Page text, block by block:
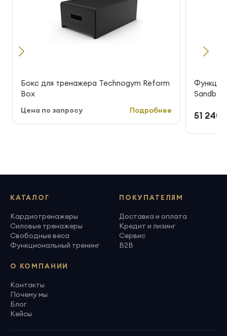
Бокс для тренажера Technogym Reform
Box
Цена по запросу Подробнее
Sandbag
51 240
КАТАЛОГ
Кардиотренажеры
Силовые тренажеры
Свободные веса
Функциональный тренинг
ПОКУПАТЕЛЯМ
Доставка и оплата
Кредит и лизинг
Сервис
B2B
О КОМПАНИИ
Контакты
Почему мы
Блог
Кейсы